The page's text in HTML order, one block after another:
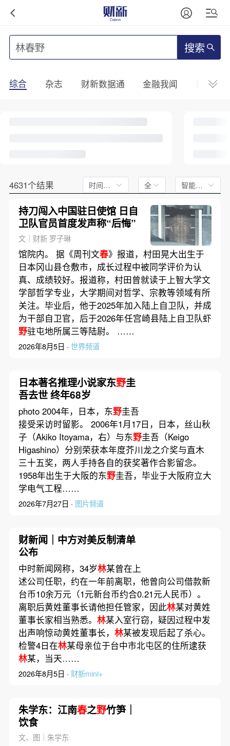
搜索
综合 杂志 财新数据通 金融我闻 财新
4631个结果 时间不限 全文 智能排序
持刀闯入中国驻日使馆 日自
卫队官员首度发声称“后悔”
文｜财新 罗子琳
馆院内。 据《周刊文春》报道，村田晃大出生于
日本冈山县仓敷市，成长过程中被同学评价为认
真、成绩较好。报道称，村田曾就读于上智大学文
学部哲学专业，大学期间对哲学、宗教等领域有所
关注。毕业后，他于2025年加入陆上自卫队，并成
为干部自卫官，后于2026年任宫崎县陆上自卫队虾
野驻屯地所属三等陆尉。 ……
2026年8月5日 · 世界频道
日本著名推理小说家东野圭
吾去世 终年68岁
photo 2004年，日本，东野圭吾
接受采访时留影。 2006年1月17日，日本，丝山秋
子（Akiko Itoyama，右）与东野圭吾（Keigo
Higashino）分别荣获本年度芥川龙之介奖与直木
三十五奖，两人手持各自的获奖著作合影留念。
1958年出生于大阪的东野圭吾，毕业于大阪府立大
学电气工程……
2026年7月27日 · 图片频道
财新闻｜中方对美反制清单
公布
中时新闻网称，34岁林某曾在上
述公司任职，约在一年前离职，他曾向公司借款新
台币10余万元（1元新台币约合0.21元人民币）。
离职后黄姓董事长请他担任管家，因此林某对黄姓
董事长家相当熟悉。 林某入室行窃，疑因过程中发
出声响惊动黄姓董事长， 林某被发现后起了杀心。
检警4日在林某母亲位于台中市北屯区的住所逮获
林某，当天……
2026年8月5日 · 财新mini+
朱学东：江南春之野竹笋｜
饮食
文、图｜朱学东